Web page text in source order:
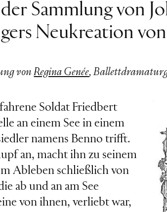
Sammlung von
Neukreation
vonRegina Genée,
Soldat Friedbert
an einem See in einem
namens Benno trifft.
an, macht ihn zu seinem
Ableben schließlich von
ab und an am See
von ihnen, verliebt war,